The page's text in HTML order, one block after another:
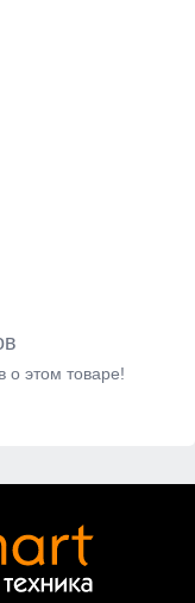
о этом товаре!